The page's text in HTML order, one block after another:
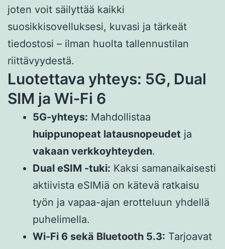
joten voit säilyttää kaikki
suosikkisovelluksesi, kuvasi ja tärkeät
tiedostosi – ilman huolta tallennustilan
riittävyydestä.
Luotettava yhteys: 5G, Dual
SIM ja Wi‑Fi 6
5G-yhteys: Mahdollistaa
huippunopeat latausnopeudet ja
vakaan verkkoyhteyden.
Dual eSIM -tuki: Kaksi samanaikaisesti
aktiivista eSIMiä on kätevä ratkaisu
työn ja vapaa-ajan erotteluun yhdellä
puhelimella.
Wi‑Fi 6 sekä Bluetooth 5.3: Tarjoavat